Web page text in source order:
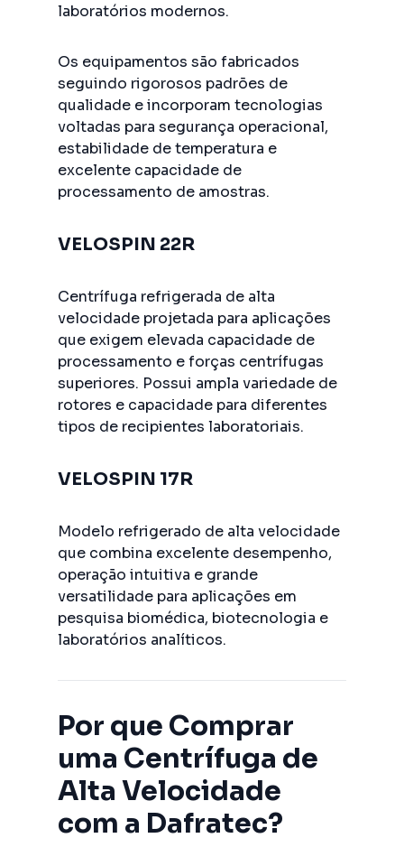
laboratórios modernos.
Os equipamentos são fabricados
seguindo rigorosos padrões de
qualidade e incorporam tecnologias
voltadas para segurança operacional,
estabilidade de temperatura e
excelente capacidade de
processamento de amostras.
VELOSPIN 22R
Centrífuga refrigerada de alta
velocidade projetada para aplicações
que exigem elevada capacidade de
processamento e forças centrífugas
superiores. Possui ampla variedade de
rotores e capacidade para diferentes
tipos de recipientes laboratoriais.
VELOSPIN 17R
Modelo refrigerado de alta velocidade
que combina excelente desempenho,
operação intuitiva e grande
versatilidade para aplicações em
pesquisa biomédica, biotecnologia e
laboratórios analíticos.
Por que Comprar
uma Centrífuga de
Alta Velocidade
com a Dafratec?